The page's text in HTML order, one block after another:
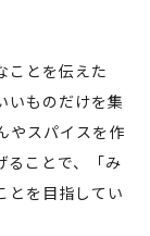
ことを伝えた
いものだけを集
やスパイスを作
ることで、「み
とを目指してい